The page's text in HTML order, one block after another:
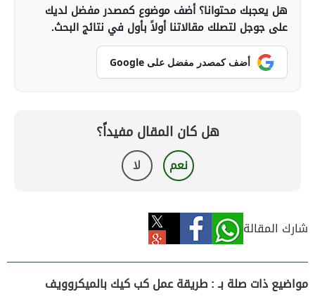
هل يعجبك محتوانا؟ أضف موضوع كمصدر مفضل لديك
على جوجل لتصلك مقالاتنا أولاً بأول في نتائج البحث.
أضف كمصدر مفضل على Google
هل كان المقال مفيداً؟
نعم لا
شارك المقالة
مواضيع ذات صلة بـ : طريقة عمل كب كيك بالميكروويف